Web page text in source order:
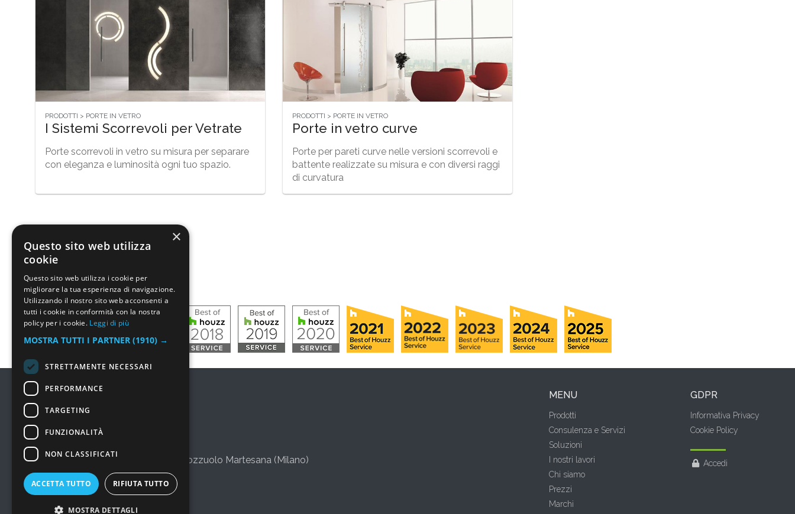
PRODOTTI > PORTE IN VETRO
I Sistemi Scorrevoli per Vetrate
Porte scorrevoli in vetro su misura per separare
con eleganza e luminosità ogni tuo spazio.
PRODOTTI > PORTE IN VETRO
Porte in vetro curve
Porte per pareti curve nelle versioni scorrevoli e
battente realizzate su misura e con diversi raggi
di curvatura
via Salvo d'Acquisto 3, 20060 Pozzuolo Martesana (Milano)
+39 02 36542775
MENU
Prodotti
Consulenza e Servizi
Soluzioni
I nostri lavori
Chi siamo
Prezzi
Marchi
GDPR
Informativa Privacy
Cookie Policy
Accedi
×
Questo sito web utilizza
cookie
Questo sito web utilizza i cookie per
migliorare la tua esperienza di navigazione.
Utilizzando il nostro sito web acconsenti a
tutti i cookie in conformità con la nostra
policy per i cookie. Leggi di più
MOSTRA TUTTI I PARTNER (1910) →
STRETTAMENTE NECESSARI
PERFORMANCE
TARGETING
FUNZIONALITÀ
NON CLASSIFICATI
ACCETTA TUTTO RIFIUTA TUTTO
MOSTRA DETTAGLI